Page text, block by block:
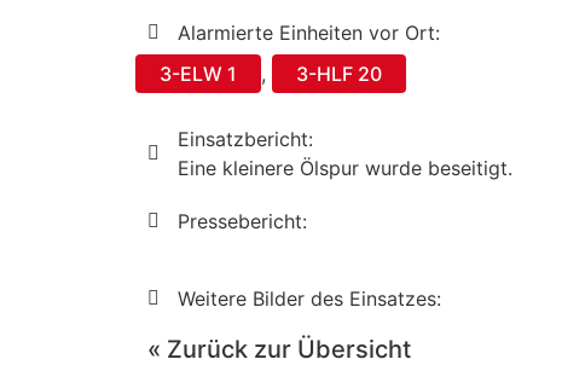
Alarmierte Einheiten vor Ort:
3-ELW 1
, 3-HLF 20
Einsatzbericht:
Eine kleinere Ölspur wurde beseitigt.
Pressebericht:
Weitere Bilder des Einsatzes:
« Zurück zur Übersicht